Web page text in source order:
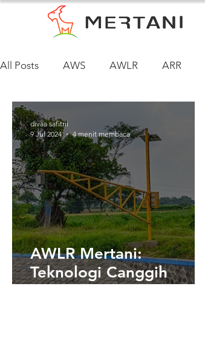
All Posts AWS AWLR ARR
Siklus Air Tanah
AWLR Mertani:
Teknologi Canggih
divaa safitrii
9 Jul 2024
4 menit membaca